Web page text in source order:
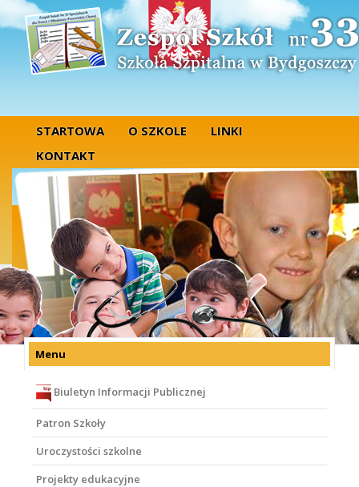
STARTOWA O SZKOLE
LINKI
KONTAKT
Menu
Biuletyn Informacji Publicznej
Patron Szkoły
Uroczystości szkolne
Projekty edukacyjne